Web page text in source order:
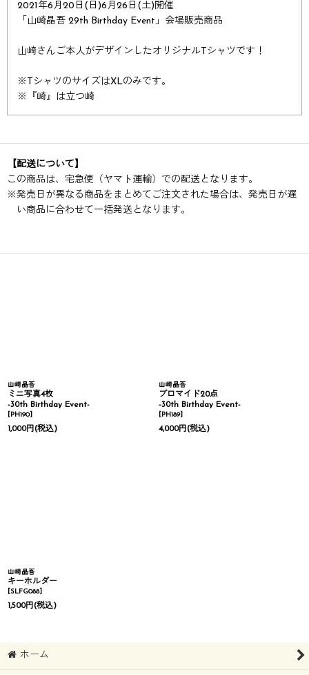
2021年6月20日(日)6月26日(土)開催
「山崎晶吾 29th Birthday Event」会場販売商品
山崎さんご本人がデザインしたオリジナルTシャツです！
※TシャツのサイズはXLのみです。
※『崎』は立つ崎
【配送について】
この商品は、宅急便（ヤマト運輸）での配送となります。
※発売日が異なる商品をまとめてご注文された場合は、発売日が遅
い商品に合わせて一括発送となります。
山崎晶吾
ミニ写真4枚
-30th Birthday Event-
[PH190]
1,000円(税込)
山崎晶吾
ブロマイド20点
-30th Birthday Event-
[PH189]
4,000円(税込)
山崎晶吾
キーホルダー
[SLFG088]
1,500円(税込)
ホーム